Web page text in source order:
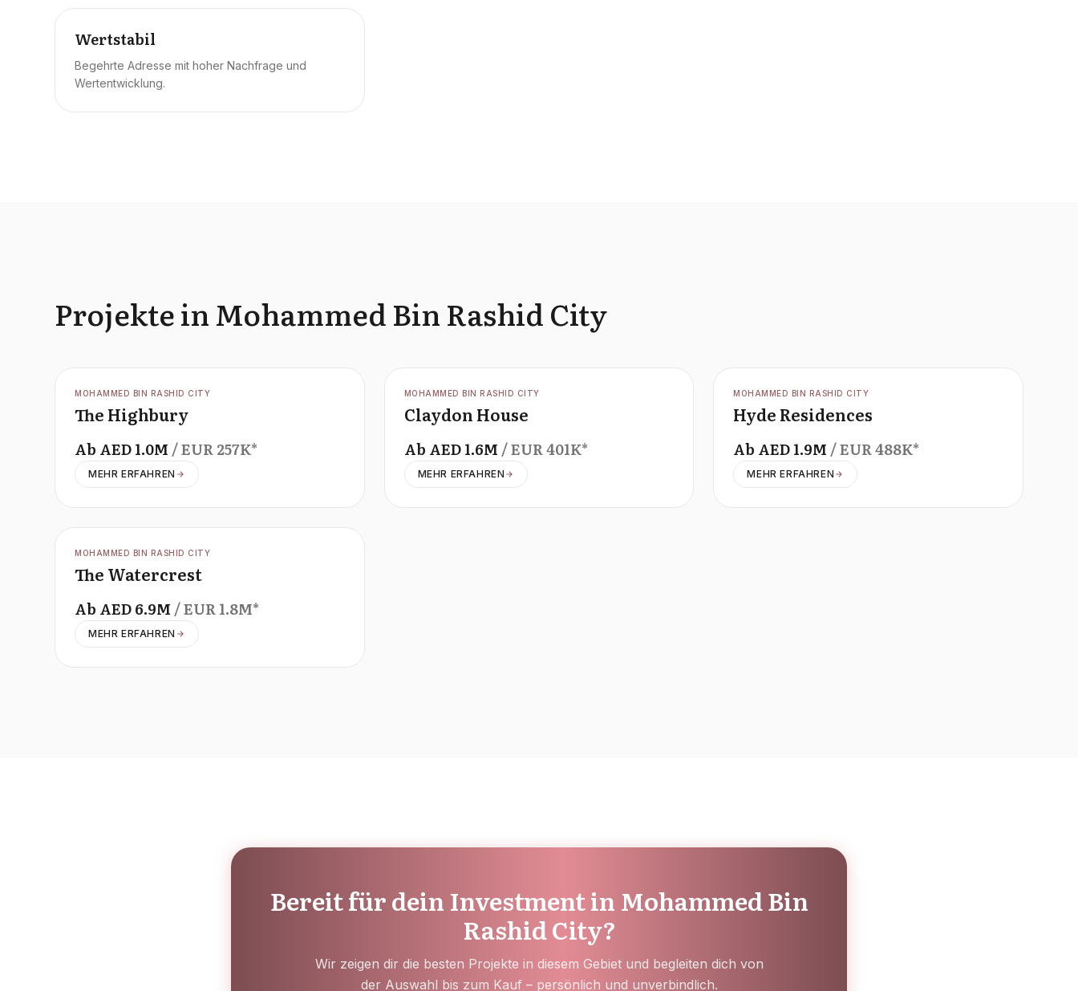
Wertstabil
Begehrte Adresse mit hoher Nachfrage und
Wertentwicklung.
Projekte in Mohammed Bin Rashid City
OFFPLAN
MOHAMMED BIN RASHID CITY
The Highbury
Ab AED1.0M / EUR257K*
MEHR ERFAHREN
OFFPLAN
MOHAMMED BIN RASHID CITY
Claydon House
Ab AED1.6M / EUR401K*
MEHR ERFAHREN
OFFPLAN
MOHAMMED BIN RASHID CITY
Hyde Residences
Ab AED1.9M / EUR488K*
MEHR ERFAHREN
OFFPLAN
MOHAMMED BIN RASHID CITY
The Watercrest
Ab AED6.9M / EUR1.8M*
MEHR ERFAHREN
Bereit für dein Investment in Mohammed Bin
Rashid City?
Wir zeigen dir die besten Projekte in diesem Gebiet und begleiten dich von
der Auswahl bis zum Kauf – persönlich und unverbindlich.